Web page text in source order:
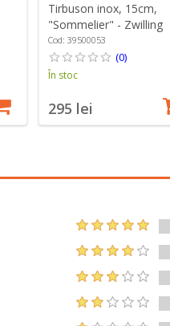
Tirbuson inox, 15cm,
"Sommelier" - Zwilling
Cod: 39500053
(0)
În stoc
295 lei